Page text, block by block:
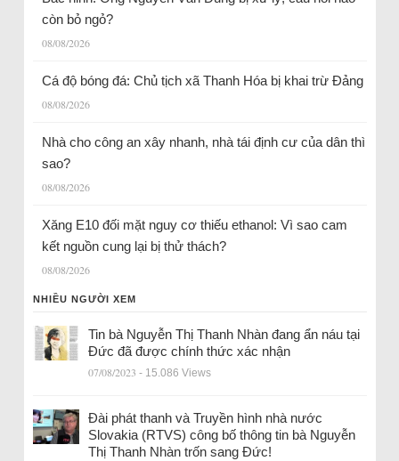
còn bỏ ngỏ?
08/08/2026
Cá độ bóng đá: Chủ tịch xã Thanh Hóa bị khai trừ Đảng
08/08/2026
Nhà cho công an xây nhanh, nhà tái định cư của dân thì
sao?
08/08/2026
Xăng E10 đối mặt nguy cơ thiếu ethanol: Vì sao cam
kết nguồn cung lại bị thử thách?
08/08/2026
NHIỀU NGƯỜI XEM
Tin bà Nguyễn Thị Thanh Nhàn đang ẩn náu tại
Đức đã được chính thức xác nhận
07/08/2023 - 15.086 Views
Đài phát thanh và Truyền hình nhà nước
Slovakia (RTVS) công bố thông tin bà Nguyễn
Thị Thanh Nhàn trốn sang Đức!